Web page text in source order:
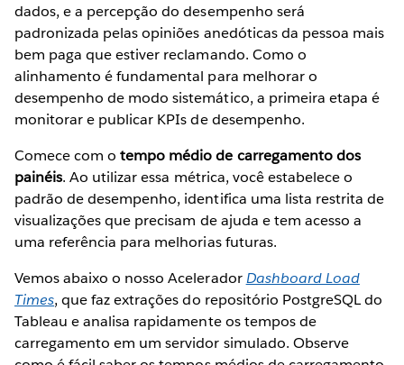
dados, e a percepção do desempenho será
padronizada pelas opiniões anedóticas da pessoa mais
bem paga que estiver reclamando. Como o
alinhamento é fundamental para melhorar o
desempenho de modo sistemático, a primeira etapa é
monitorar e publicar KPIs de desempenho.
Comece com otempo médio de carregamento dos
painéis. Ao utilizar essa métrica, você estabelece o
padrão de desempenho, identifica uma lista restrita de
visualizações que precisam de ajuda e tem acesso a
uma referência para melhorias futuras.
Vemos abaixo o nosso AceleradorDashboard Load
Times, que faz extrações do repositório PostgreSQL do
Tableau e analisa rapidamente os tempos de
carregamento em um servidor simulado. Observe